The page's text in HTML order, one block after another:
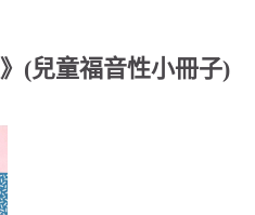
(兒童福音性小冊子)